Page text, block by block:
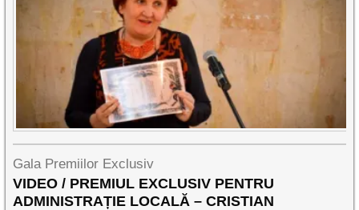
Gala Premiilor Exclusiv
VIDEO / PREMIUL EXCLUSIV PENTRU
ADMINISTRAȚIE LOCALĂ – CRISTIAN